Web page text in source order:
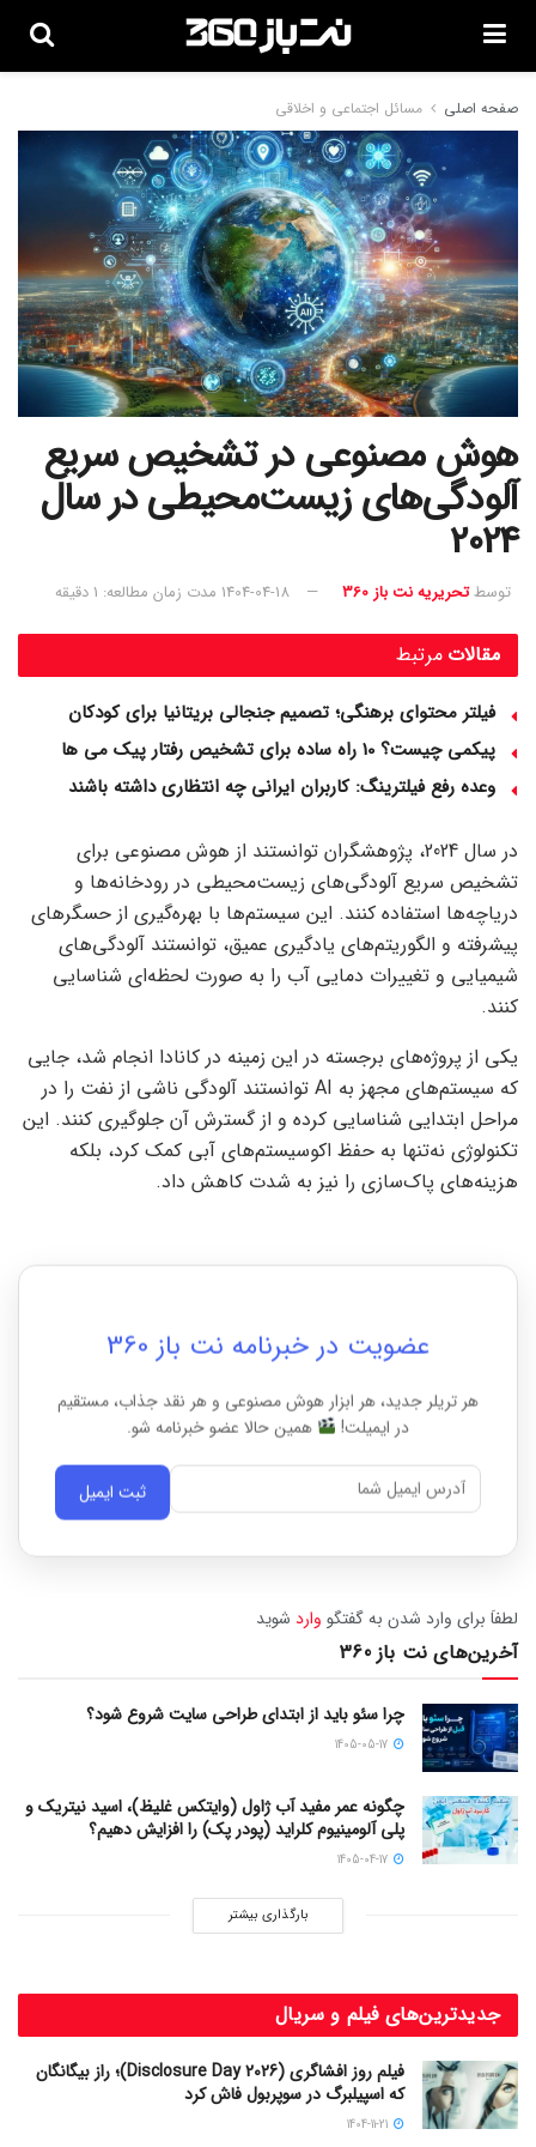
صفحه اصلی مسائل اجتماعی و اخلاقی
هوش مصنوعی در تشخیص سریع
آلودگی‌های زیست‌محیطی در سال
2024
توسطتحریریه نت باز 360 1404-04-18 مدت زمان مطالعه: 1 دقیقه
مرتبط مقالات
فیلتر محتوای برهنگی؛ تصمیم جنجالی بریتانیا برای کودکان
پیکمی چیست؟ 10 راه ساده برای تشخیص رفتار پیک می ها
وعده رفع فیلترینگ: کاربران ایرانی چه انتظاری داشته باشند
در سال 2024، پژوهشگران توانستند از هوش مصنوعی برای
تشخیص سریع آلودگی‌های زیست‌محیطی در رودخانه‌ها و
دریاچه‌ها استفاده کنند. این سیستم‌ها با بهره‌گیری از حسگرهای
پیشرفته و الگوریتم‌های یادگیری عمیق، توانستند آلودگی‌های
شیمیایی و تغییرات دمایی آب را به صورت لحظه‌ای شناسایی
کنند.
یکی از پروژه‌های برجسته در این زمینه در کانادا انجام شد، جایی
که سیستم‌های مجهز به AI توانستند آلودگی ناشی از نفت را در
مراحل ابتدایی شناسایی کرده و از گسترش آن جلوگیری کنند. این
تکنولوژی نه‌تنها به حفظ اکوسیستم‌های آبی کمک کرد، بلکه
هزینه‌های پاک‌سازی را نیز به شدت کاهش داد.
عضویت در خبرنامه نت باز 360
هر تریلر جدید، هر ابزار هوش مصنوعی و هر نقد جذاب، مستقیم
در ایمیلت!
همین حالا عضو خبرنامه شو.
ثبت ایمیل
لطفاَ برای وارد شدن به گفتگو وارد شوید
آخرین‌های نت باز 360
چرا سئو باید از ابتدای طراحی سایت شروع شود؟
چگونه عمر مفید آب ژاول (وایتکس غلیظ)، اسید نیتریک و
پلی آلومینیوم کلراید (پودر پک) را افزایش دهیم؟
بارگذاری بیشتر
جدیدترین‌های فیلم و سریال
فیلم روز افشاگری (Disclosure Day 2026)؛ راز بیگانگان
که اسپیلبرگ در سوپربول فاش کرد